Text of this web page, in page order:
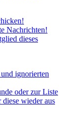
Nachrichten!
dieses
ignorierten
oder zur Liste
wieder aus